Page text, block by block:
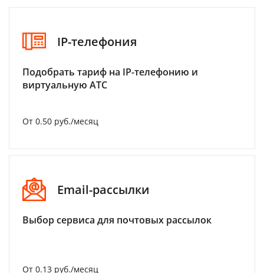
IP-телефония
Подобрать тариф на IP-телефонию и
виртуальную АТС
От 0.50 руб./месяц
Email-рассылки
Выбор сервиса для почтовых рассылок
От 0.13 руб./месяц